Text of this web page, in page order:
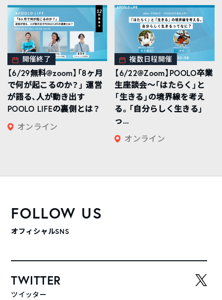
開催終了
【6/29無料@zoom】「8ヶ月
で何が起こるのか？」 運営
が語る、人が動き出す
POOLO LIFEの裏側とは？
オンライン
複数日程開催
【6/22@Zoom】POOLO卒業
生座談会〜「はたらく」と
「生きる」の境界線を考え
る。「自分らしく生きる」
っ...
オンライン
FOLLOW US
オフィシャルSNS
TWITTER
ツイッター